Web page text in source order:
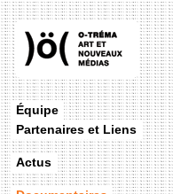
Équipe
Partenaires et Liens
Actus